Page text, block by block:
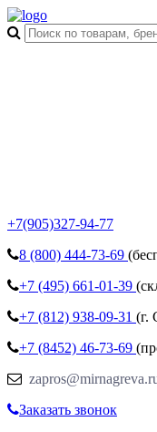
+7(905)327-94-77
8 (800) 444-73-69
+7 (495) 661-01-39
+7 (812) 938-09-31 (г.
+7 (8452) 46-73-69
Заказать звонок